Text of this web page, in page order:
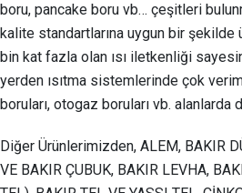
boru, pancake boru vb… çeşitleri
kalite standartlarına uygun bir
bin kat fazla olan ısı iletkenliği
yerden ısıtma sistemlerinde çok
boruları, otogaz boruları vb. alanlarda
Diğer Ürünlerimizden, ALEM, BAKIR
VE BAKIR ÇUBUK, BAKIR LEVHA,